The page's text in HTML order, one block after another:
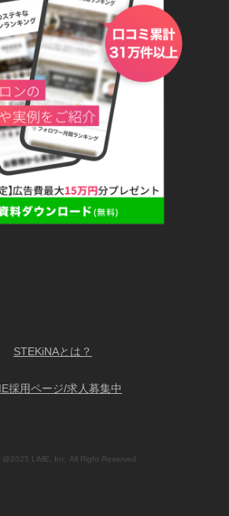
STEKiNAとは？
採用ページ/求人募集中
@2025 LiME, Inc. All Right Reserved.